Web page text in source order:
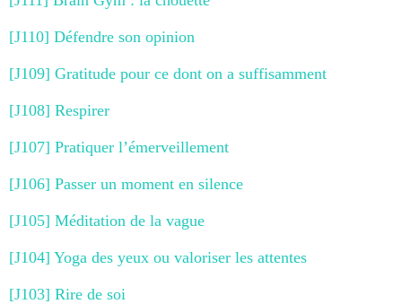
[J110] Défendre son opinion
[J109] Gratitude pour ce dont on a suffisamment
[J108] Respirer
[J107] Pratiquer l’émerveillement
[J106] Passer un moment en silence
[J105] Méditation de la vague
[J104] Yoga des yeux ou valoriser les attentes
[J103] Rire de soi